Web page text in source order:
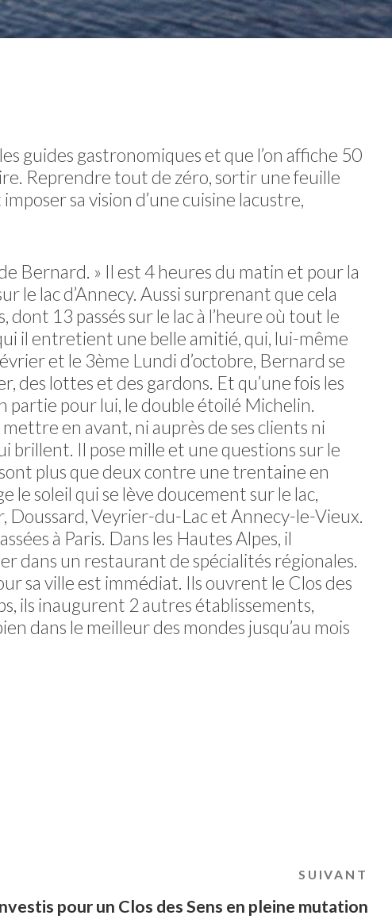
guides gastronomiques et que l’on affiche 50
Reprendre tout de zéro, sortir une feuille
sa vision d’une cuisine lacustre,
Bernard. » Il est 4 heures du matin et pour la
le lac d’Annecy. Aussi surprenant que cela
13 passés sur le lac à l’heure où tout le
il entretient une belle amitié, qui, lui-même
et le 3ème Lundi d’octobre, Bernard se
des lottes et des gardons. Et qu’une fois les
partie pour lui, le double étoilé Michelin.
en avant, ni auprès de ses clients ni
brillent. Il pose mille et une questions sur le
plus que deux contre une trentaine en
le soleil qui se lève doucement sur le lac,
Doussard, Veyrier-du-Lac et Annecy-le-Vieux.
à Paris. Dans les Hautes Alpes, il
dans un restaurant de spécialités régionales.
sa ville est immédiat. Ils ouvrent le Clos des
ils inaugurent 2 autres établissements,
dans le meilleur des mondes jusqu’au mois
SUIVANT
pour un Clos des Sens en pleine mutation